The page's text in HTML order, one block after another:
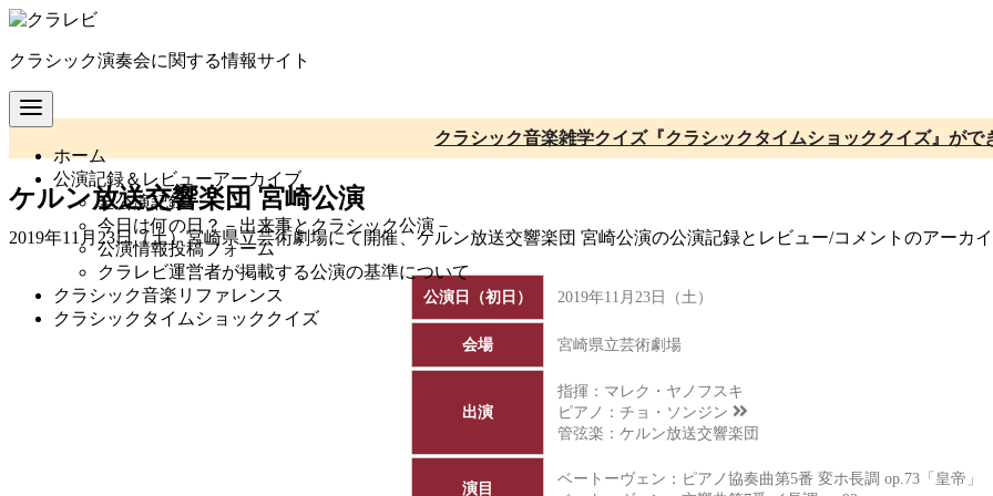
コ
テ
ン
ツ
移
クラシック演奏会に関する情報サイト
ホーム
公演記録＆レビューアーカイブ
全公演記録
今日は何の日？－出来事とクラシック公演－
公演情報投稿フォーム
クラレビ運営者が掲載する公演の基準について
クラシック音楽リファレンス
クラシックタイムショッククイズ
クラシック音楽雑学クイズ『クラシックタイムショッククイズ』がで
ケルン放送交響楽団 宮崎公演
2019年11月23日（土）宮崎県立芸術劇場にて開催、ケルン放送交響楽団 宮崎公演の公演記録とレビュー/コメントのアーカイ
公演日（初日） 2019年11月23日（土）
会場 宮崎県立芸術劇場
出演
指揮：マレク・ヤノフスキ
ピアノ： チョ・ソンジン
管弦楽：ケルン放送交響楽団
演目
ベートーヴェン：ピアノ協奏曲第5番 変ホ長調 op.73「皇帝」